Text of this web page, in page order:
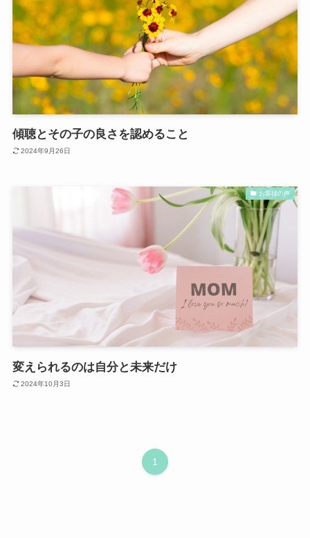
傾聴とその子の良さを認めること
2024年9月26日
お客様の声
変えられるのは自分と未来だけ
2024年10月3日
1